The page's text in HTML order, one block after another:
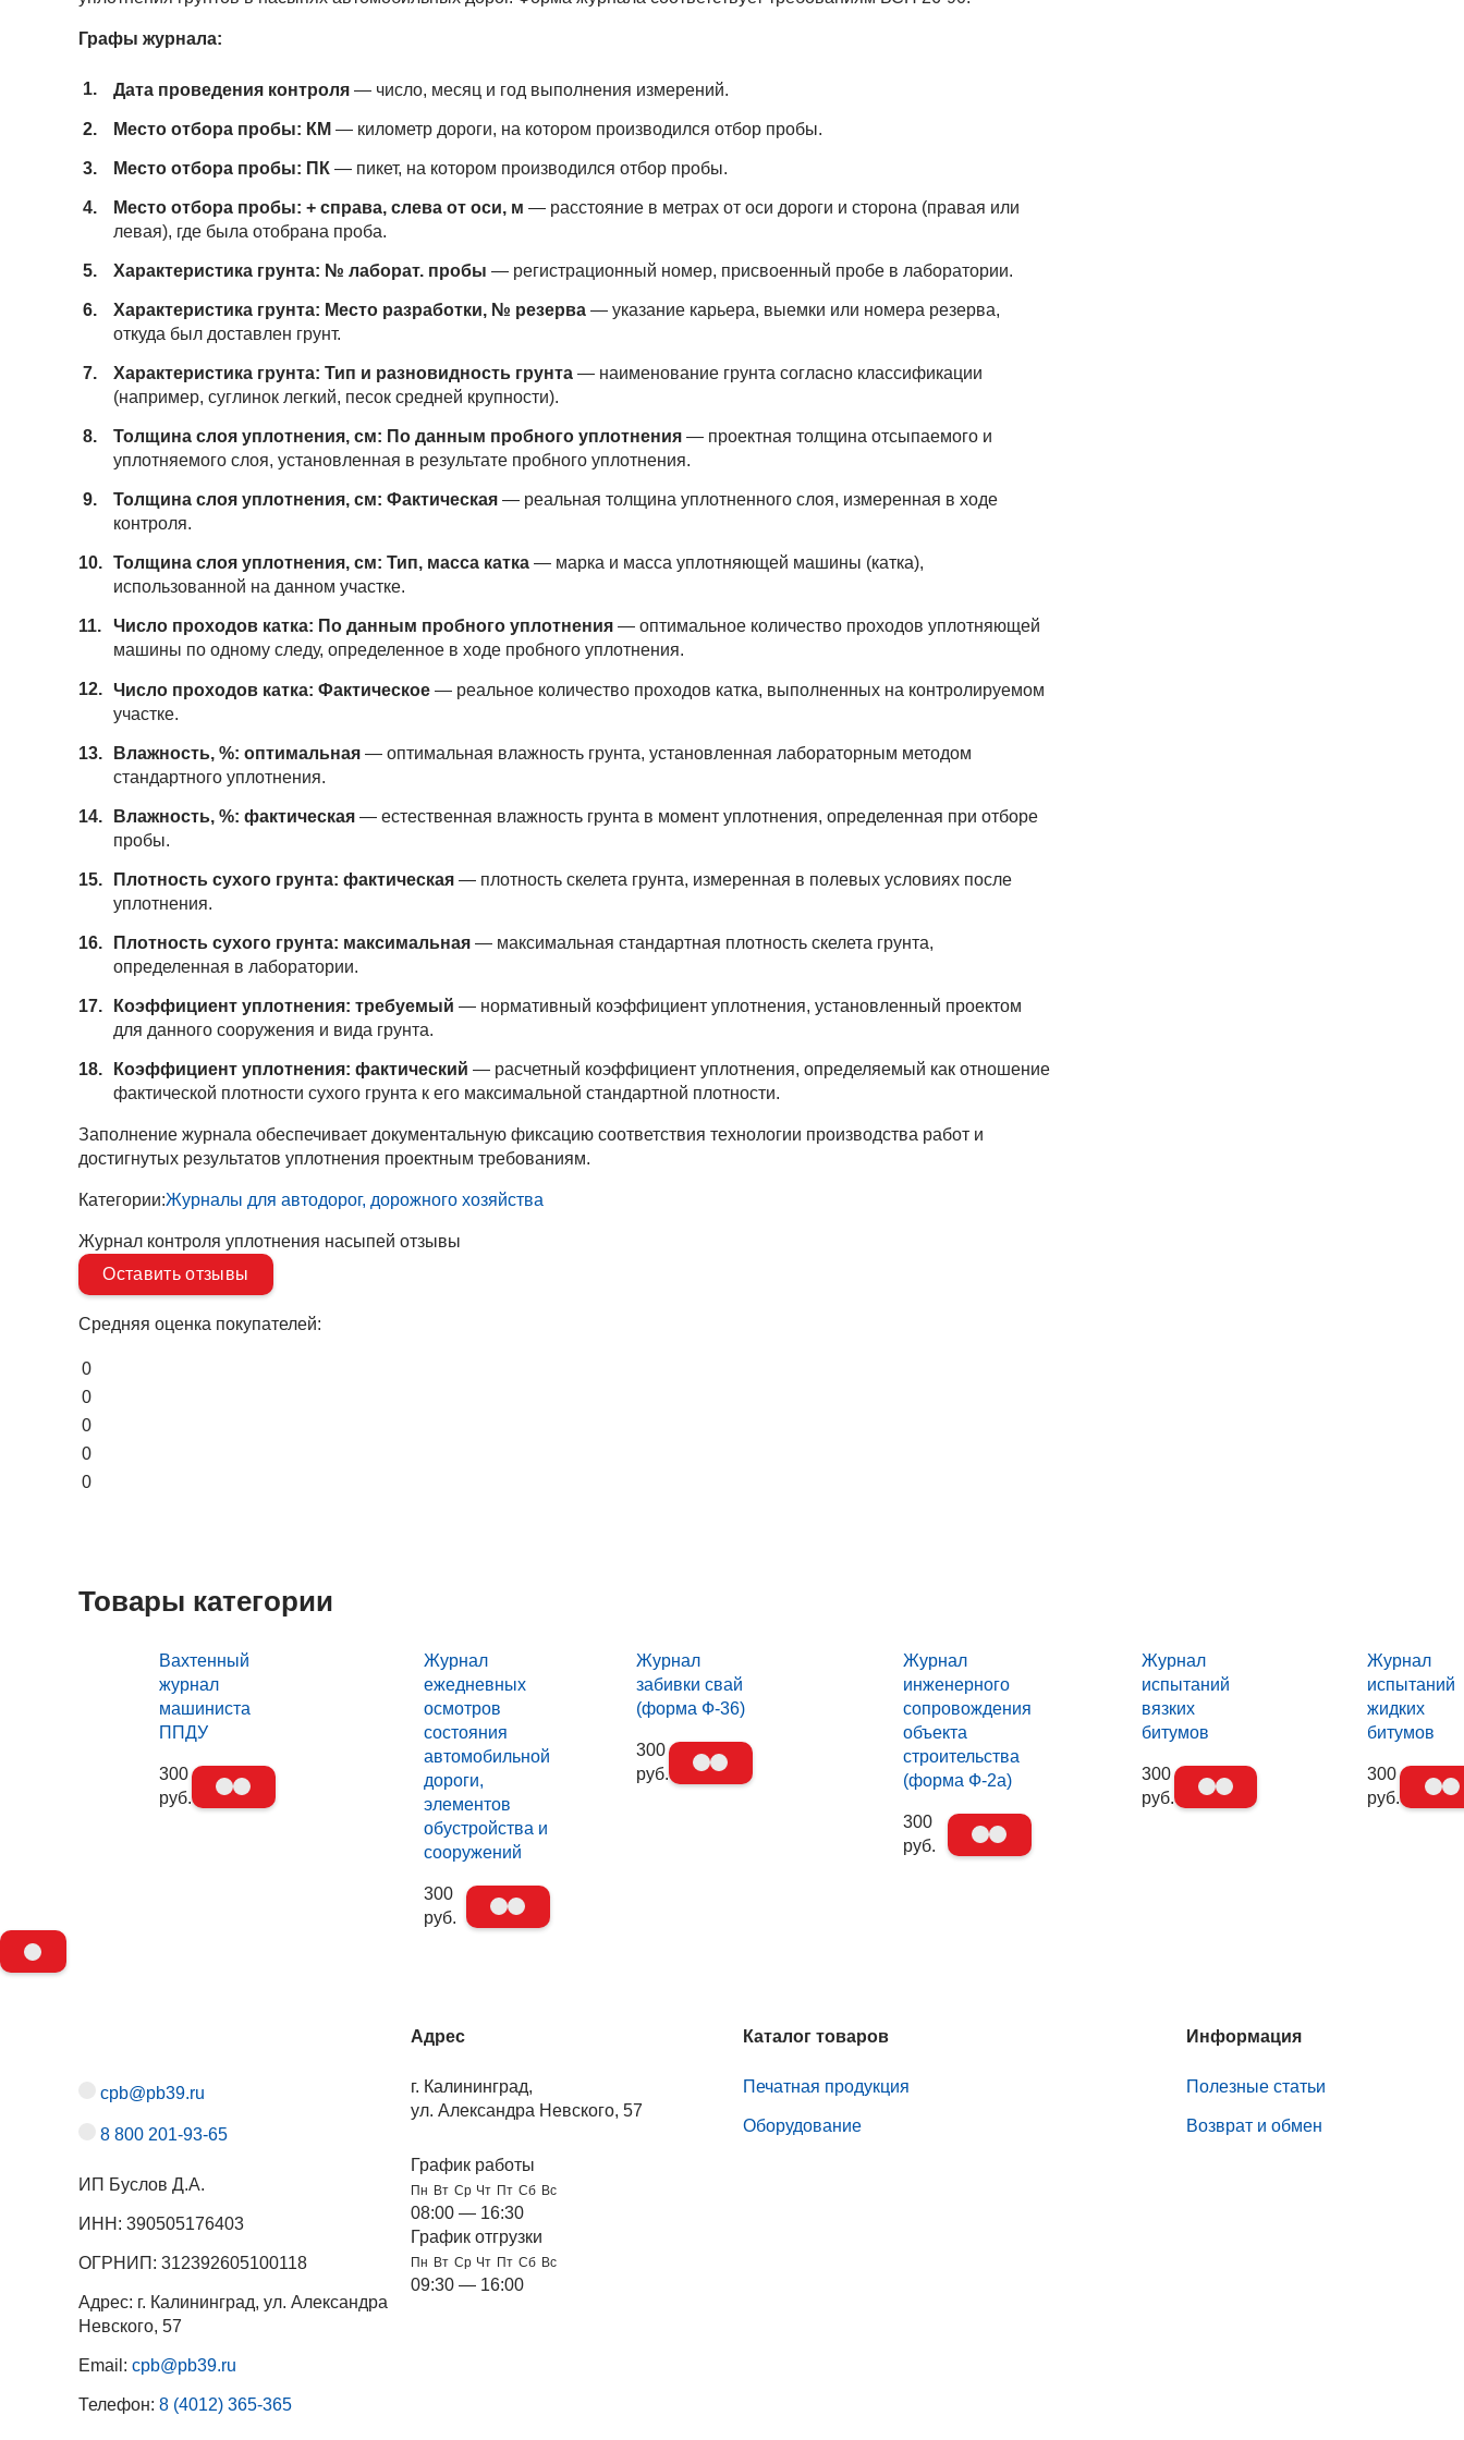
Графы журнала:
Дата проведения контроля — число, месяц и год выполнения измерений.
Место отбора пробы: КМ — километр дороги, на котором производился отбор пробы.
Место отбора пробы: ПК — пикет, на котором производился отбор пробы.
Место отбора пробы: + справа, слева от оси, м — расстояние в метрах от оси дороги и сторона (правая или
левая), где была отобрана проба.
Характеристика грунта: № лаборат. пробы — регистрационный номер, присвоенный пробе в лаборатории.
Характеристика грунта: Место разработки, № резерва — указание карьера, выемки или номера резерва,
откуда был доставлен грунт.
Характеристика грунта: Тип и разновидность грунта — наименование грунта согласно классификации
(например, суглинок легкий, песок средней крупности).
Толщина слоя уплотнения, см: По данным пробного уплотнения — проектная толщина отсыпаемого и
уплотняемого слоя, установленная в результате пробного уплотнения.
Толщина слоя уплотнения, см: Фактическая — реальная толщина уплотненного слоя, измеренная в ходе
контроля.
Толщина слоя уплотнения, см: Тип, масса катка — марка и масса уплотняющей машины (катка),
использованной на данном участке.
Число проходов катка: По данным пробного уплотнения — оптимальное количество проходов уплотняющей
машины по одному следу, определенное в ходе пробного уплотнения.
Число проходов катка: Фактическое — реальное количество проходов катка, выполненных на контролируемом
участке.
Влажность, %: оптимальная — оптимальная влажность грунта, установленная лабораторным методом
стандартного уплотнения.
Влажность, %: фактическая — естественная влажность грунта в момент уплотнения, определенная при отборе
пробы.
Плотность сухого грунта: фактическая — плотность скелета грунта, измеренная в полевых условиях после
уплотнения.
Плотность сухого грунта: максимальная — максимальная стандартная плотность скелета грунта,
определенная в лаборатории.
Коэффициент уплотнения: требуемый — нормативный коэффициент уплотнения, установленный проектом
для данного сооружения и вида грунта.
Коэффициент уплотнения: фактический — расчетный коэффициент уплотнения, определяемый как отношение
фактической плотности сухого грунта к его максимальной стандартной плотности.
Заполнение журнала обеспечивает документальную фиксацию соответствия технологии производства работ и
достигнутых результатов уплотнения проектным требованиям.
Категории:Журналы для автодорог, дорожного хозяйства
Журнал контроля уплотнения насыпей отзывы
Оставить отзывы
Средняя оценка покупателей:
0
0
0
0
0
Товары категории
Вахтенный
журнал
машиниста
ППДУ
300
руб.
Журнал
ежедневных
осмотров
состояния
автомобильной
дороги,
элементов
обустройства и
сооружений
300
руб.
Журнал
забивки свай
(форма Ф-36)
300
руб.
Журнал
инженерного
сопровождения
объекта
строительства
(форма Ф-2а)
300
руб.
Журнал
испытаний
вязких
битумов
300
руб.
Журнал
испытаний
жидких
битумов
300
руб.
cpb@pb39.ru
8 800 201-93-65
ИП Буслов Д.А.
ИНН: 390505176403
ОГРНИП: 312392605100118
Адрес: г. Калининград, ул. Александра
Невского, 57
Email: cpb@pb39.ru
Телефон: 8 (4012) 365-365
Адрес
г. Калининград,
ул. Александра Невского, 57
График работы
Пн Вт Ср Чт Пт Сб Вс
08:00 — 16:30
График отгрузки
Пн Вт Ср Чт Пт Сб Вс
09:30 — 16:00
Каталог товаров
Печатная продукция
Оборудование
Информация
Полезные статьи
Возврат и обмен